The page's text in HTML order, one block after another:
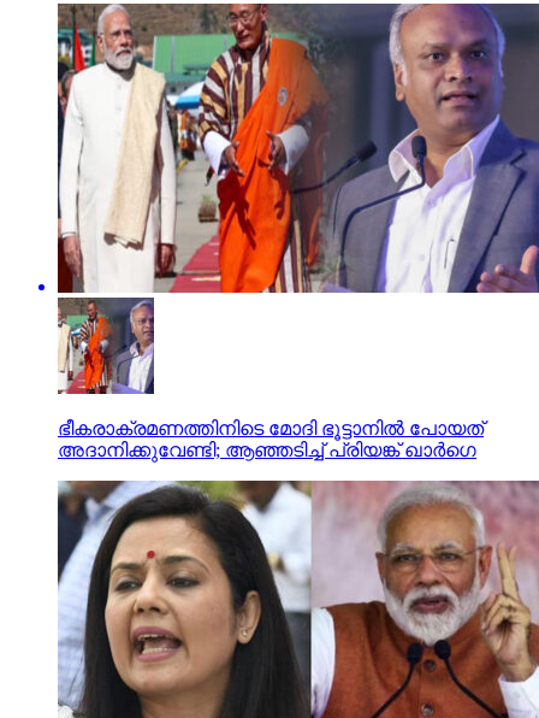
ഭീകരാക്രമണത്തിനിടെ മോദി ഭൂട്ടാനില്‍ പോയത്
അദാനിക്കുവേണ്ടി; ആഞ്ഞടിച്ച് പ്രിയങ്ക് ഖാര്‍ഗെ